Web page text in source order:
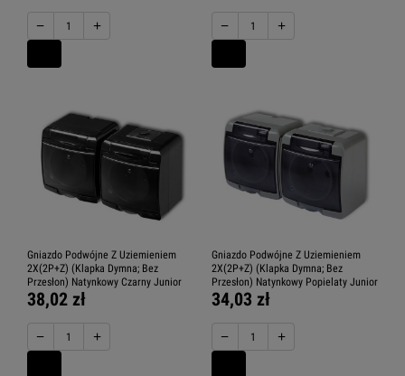
− + − +
Gniazdo Podwójne Z Uziemieniem
2X(2P+Z) (Klapka Dymna; Bez
Przesłon) Natynkowy Czarny Junior
38,02 zł
− +
Gniazdo Podwójne Z Uziemieniem
2X(2P+Z) (Klapka Dymna; Bez
Przesłon) Natynkowy Popielaty Junior
34,03 zł
− +